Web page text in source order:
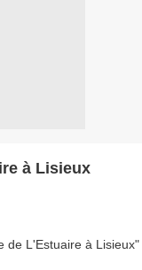
à Lisieux